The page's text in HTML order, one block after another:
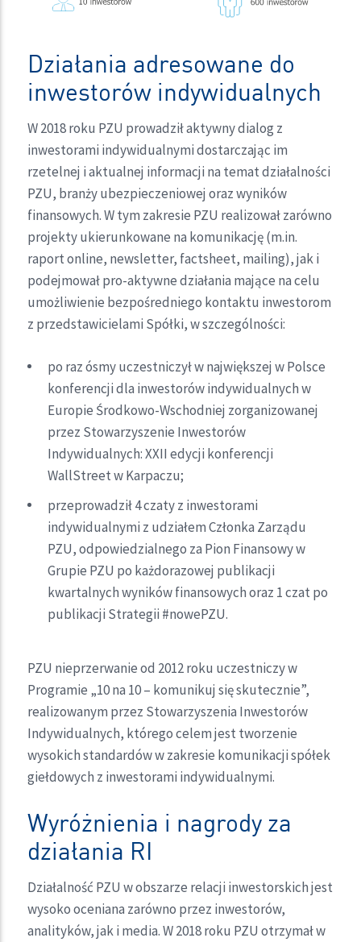
Działania adresowane do
inwestorów indywidualnych
W 2018 roku PZU prowadził aktywny dialog z
inwestorami indywidualnymi dostarczając im
rzetelnej i aktualnej informacji na temat działalności
PZU, branży ubezpieczeniowej oraz wyników
finansowych. W tym zakresie PZU realizował zarówno
projekty ukierunkowane na komunikację (m.in.
raport online, newsletter, factsheet, mailing), jak i
podejmował pro-aktywne działania mające na celu
umożliwienie bezpośredniego kontaktu inwestorom
z przedstawicielami Spółki, w szczególności:
po raz ósmy uczestniczył w największej w Polsce
konferencji dla inwestorów indywidualnych w
Europie Środkowo-Wschodniej zorganizowanej
przez Stowarzyszenie Inwestorów
Indywidualnych: XXII edycji konferencji
WallStreet w Karpaczu;
przeprowadził 4 czaty z inwestorami
indywidualnymi z udziałem Członka Zarządu
PZU, odpowiedzialnego za Pion Finansowy w
Grupie PZU po każdorazowej publikacji
kwartalnych wyników finansowych oraz 1 czat po
publikacji Strategii #nowePZU.
PZU nieprzerwanie od 2012 roku uczestniczy w
Programie „10 na 10 – komunikuj się skutecznie”,
realizowanym przez Stowarzyszenia Inwestorów
Indywidualnych, którego celem jest tworzenie
wysokich standardów w zakresie komunikacji spółek
giełdowych z inwestorami indywidualnymi.
Wyróżnienia i nagrody za
działania RI
Działalność PZU w obszarze relacji inwestorskich jest
wysoko oceniana zarówno przez inwestorów,
analityków, jak i media. W 2018 roku PZU otrzymał w